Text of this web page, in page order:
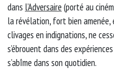
dans l’Adversaire (porté au
la révélation, fort bien amenée,
clivages en indignations, ne
s’ébrouent dans des
s’abîme dans son quotidien.